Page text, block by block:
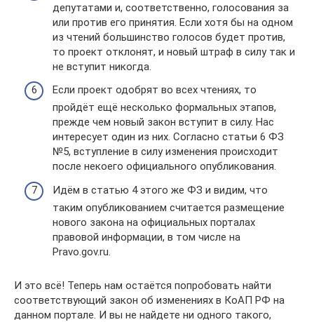
депутатами и, соответственно, голосования за
или против его принятия. Если хотя бы на одном
из чтений большинство голосов будет против,
то проект отклонят, и новый штраф в силу так и
не вступит никогда.
Если проект одобрят во всех чтениях, то
пройдёт ещё несколько формальных этапов,
прежде чем новый закон вступит в силу. Нас
интересует один из них. Согласно статьи 6 ФЗ
№5, вступление в силу изменения происходит
после некоего официального опубликования.
Идём в статью 4 этого же ФЗ и видим, что
таким опубликованием считается размещение
нового закона на официальных порталах
правовой информации, в том числе на
Pravo.gov.ru.
И это всё! Теперь нам остаётся попробовать найти
соответствующий закон об изменениях в КоАП РФ на
данном портале. И вы не найдете ни одного такого,